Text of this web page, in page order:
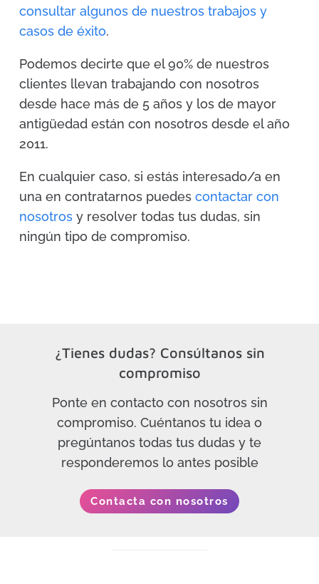
consultar algunos de nuestros trabajos y
casos de éxito.
Podemos decirte que el 90% de nuestros
clientes llevan trabajando con nosotros
desde hace más de 5 años y los de mayor
antigüedad están con nosotros desde el año
2011.
En cualquier caso, si estás interesado/a en
una en contratarnos puedes contactar con
nosotros y resolver todas tus dudas, sin
ningún tipo de compromiso.
¿Tienes dudas? Consúltanos sin
compromiso
Ponte en contacto con nosotros sin
compromiso. Cuéntanos tu idea o
pregúntanos todas tus dudas y te
responderemos lo antes posible
Contacta con nosotros